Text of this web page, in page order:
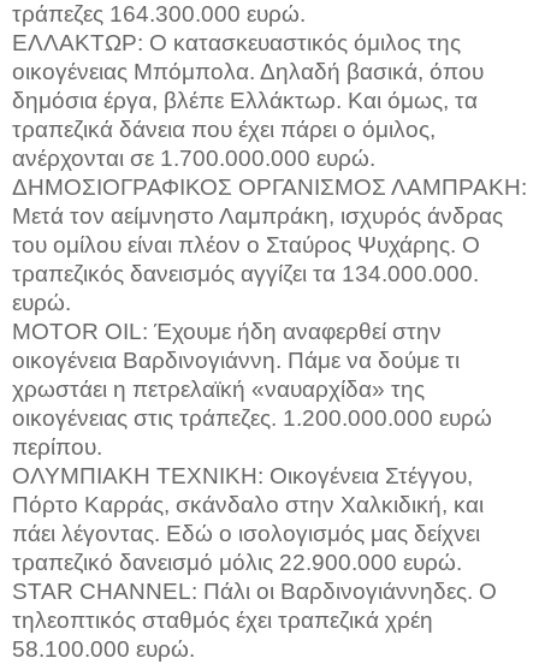
τράπεζες 164.300.000 ευρώ.
ΕΛΛΑΚΤΩΡ: Ο κατασκευαστικός όμιλος της
οικογένειας Μπόμπολα. Δηλαδή βασικά, όπου
δημόσια έργα, βλέπε Ελλάκτωρ. Και όμως, τα
τραπεζικά δάνεια που έχει πάρει ο όμιλος,
ανέρχονται σε 1.700.000.000 ευρώ.
ΔΗΜΟΣΙΟΓΡΑΦΙΚΟΣ ΟΡΓΑΝΙΣΜΟΣ ΛΑΜΠΡΑΚΗ:
Μετά τον αείμνηστο Λαμπράκη, ισχυρός άνδρας
του ομίλου είναι πλέον ο Σταύρος Ψυχάρης. Ο
τραπεζικός δανεισμός αγγίζει τα 134.000.000.
ευρώ.
ΜΟΤΟR OIL: Έχουμε ήδη αναφερθεί στην
οικογένεια Βαρδινογιάννη. Πάμε να δούμε τι
χρωστάει η πετρελαϊκή «ναυαρχίδα» της
οικογένειας στις τράπεζες. 1.200.000.000 ευρώ
περίπου.
ΟΛΥΜΠΙΑΚΗ ΤΕΧΝΙΚΗ: Οικογένεια Στέγγου,
Πόρτο Καρράς, σκάνδαλο στην Χαλκιδική, και
πάει λέγοντας. Εδώ ο ισολογισμός μας δείχνει
τραπεζικό δανεισμό μόλις 22.900.000 ευρώ.
STAR CHANNEL: Πάλι οι Βαρδινογιάννηδες. Ο
τηλεοπτικός σταθμός έχει τραπεζικά χρέη
58.100.000 ευρώ.